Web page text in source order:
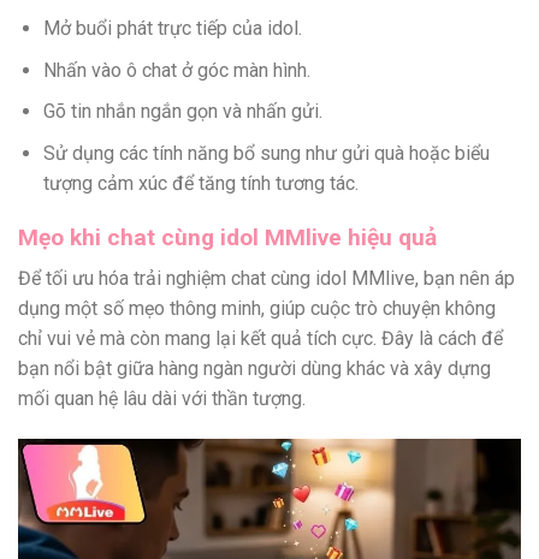
Mở buổi phát trực tiếp của idol.
Nhấn vào ô chat ở góc màn hình.
Gõ tin nhắn ngắn gọn và nhấn gửi.
Sử dụng các tính năng bổ sung như gửi quà hoặc biểu
tượng cảm xúc để tăng tính tương tác.
Mẹo khi chat cùng idol MMlive hiệu quả
Để tối ưu hóa trải nghiệm chat cùng idol MMlive, bạn nên áp
dụng một số mẹo thông minh, giúp cuộc trò chuyện không
chỉ vui vẻ mà còn mang lại kết quả tích cực. Đây là cách để
bạn nổi bật giữa hàng ngàn người dùng khác và xây dựng
mối quan hệ lâu dài với thần tượng.